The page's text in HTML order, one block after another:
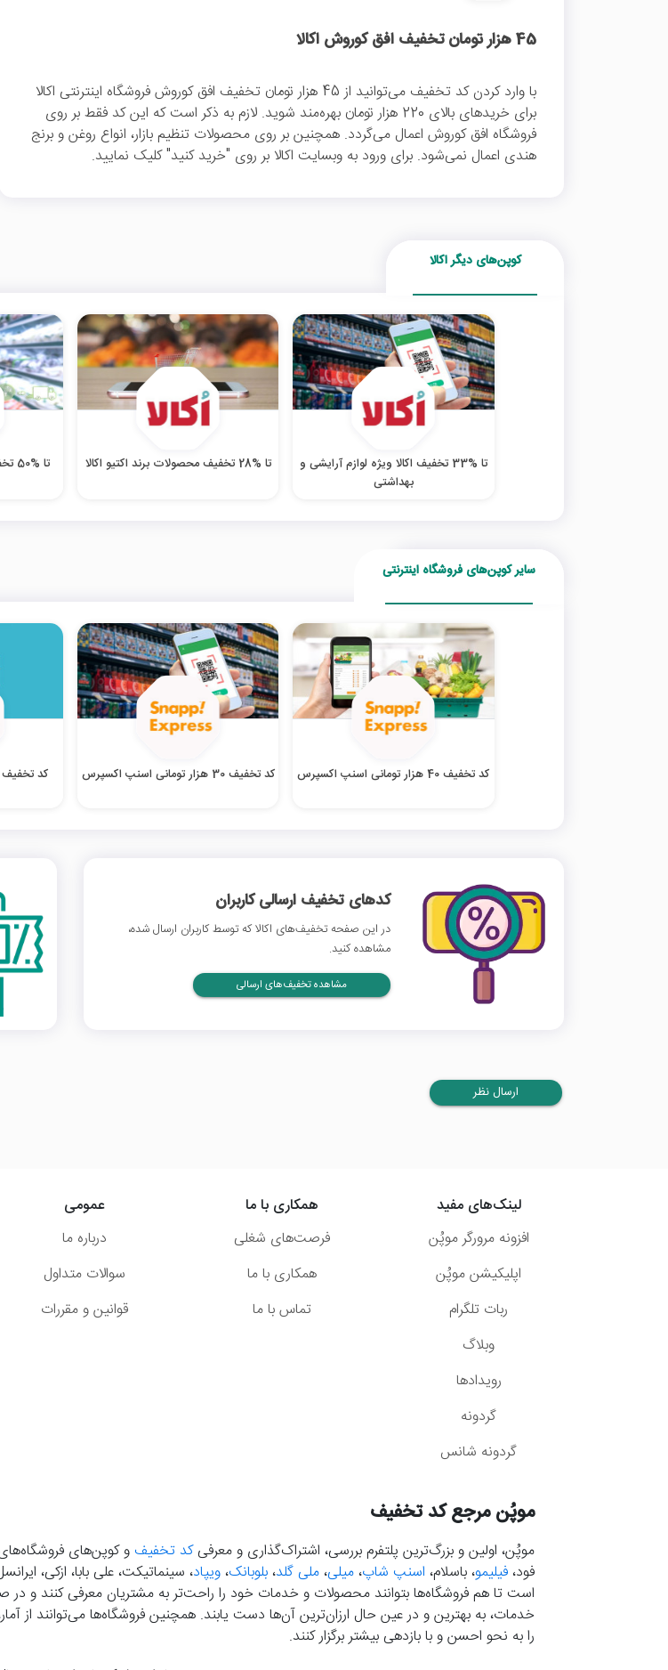
45 هزار تومان تخفیف افق کوروش اکالا
با وارد کردن کد تخفیف می‌توانید از 45 هزار تومان تخفیف افق کوروش فروشگاه اینترنتی اکالا
برای خریدهای بالای 220 هزار تومان بهره‌مند شوید. لازم به ذکر است که این کد فقط بر روی
فروشگاه افق کوروش اعمال می‌گردد. همچنین بر روی محصولات تنظیم بازار، انواع روغن و برنج
هندی اعمال نمی‌شود. برای ورود به وبسایت اکالا بر روی "خرید کنید" کلیک نمایید.
کوپن‌های دیگر اکالا
تا %33 تخفیف اکالا ویژه لوازم آرایشی و
بهداشتی
تا %28 تخفیف محصولات برند اکتیو اکالا تا %50 تخفیف خرید اکالا ویژه تنقلات
سایر کوپن‌های فروشگاه اینترنتی
کد تخفیف 40 هزار تومانی اسنپ اکسپرس کد تخفیف 30 هزار تومانی اسنپ اکسپرس
کدهای تخفیف ارسالی کاربران
در این صفحه تخفیف‌های اکالا که توسط کاربران ارسال شده،
مشاهده کنید.
مشاهده تخفیف‌های ارسالی
ارسال نظر
لینک‌های مفید
افزونه مرورگر موپُن
اپلیکیشن موپُن
ربات تلگرام
وبلاگ
رویدادها
گردونه
گردونه شانس
همکاری با ما
فرصت‌های شغلی
همکاری با ما
تماس با ما
عمومی
درباره ما
سوالات متداول
قوانین و مقررات
موپُن مرجع کد تخفیف
موپُن، اولین و بزرگ‌ترین پلتفرم بررسی، اشتراک‌گذاری و معرفیکد تخفیفو کوپن‌های فروشگاه‌های
فود، فیلیمو، باسلام، اسنپ شاپ، میلی، ملی گلد، بلوبانک، ویپاد، سینماتیکت، علی بابا، ازکی،
است تا هم فروشگاه‌ها بتوانند محصولات و خدمات خود را راحت‌تر به مشتریان معرفی کنند و در
خدمات، به بهترین و در عین حال ارزان‌ترین آن‌ها دست‌ یابند. همچنین فروشگاه‌ها می‌توانند از
را به نحو احسن و با بازدهی بیشتر برگزار کنند.